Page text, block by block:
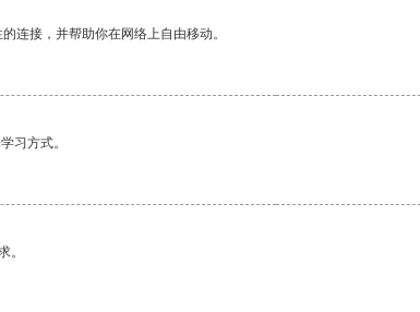
连接，并帮助你在网络上自由移动。
习方式。
。